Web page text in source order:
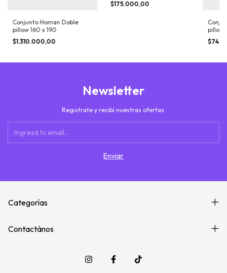
Conjunto Homan Doble
pillow 160 x 190
$1.310.000,00
$175.000,00
pillow
Newsletter
Registrate y recibí nuestras ofertas.
Categorías
Contactános